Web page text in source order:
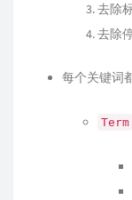
去除
去除
每个关键词
Term